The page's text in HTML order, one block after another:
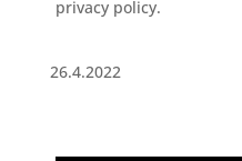
privacy policy.
26.4.2022